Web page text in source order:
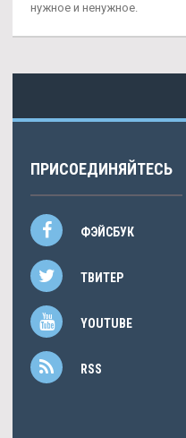
нужное и ненужное.
ПРИСОЕДИНЯЙТЕСЬ
ФЭЙСБУК
ТВИТЕР
YOUTUBE
RSS